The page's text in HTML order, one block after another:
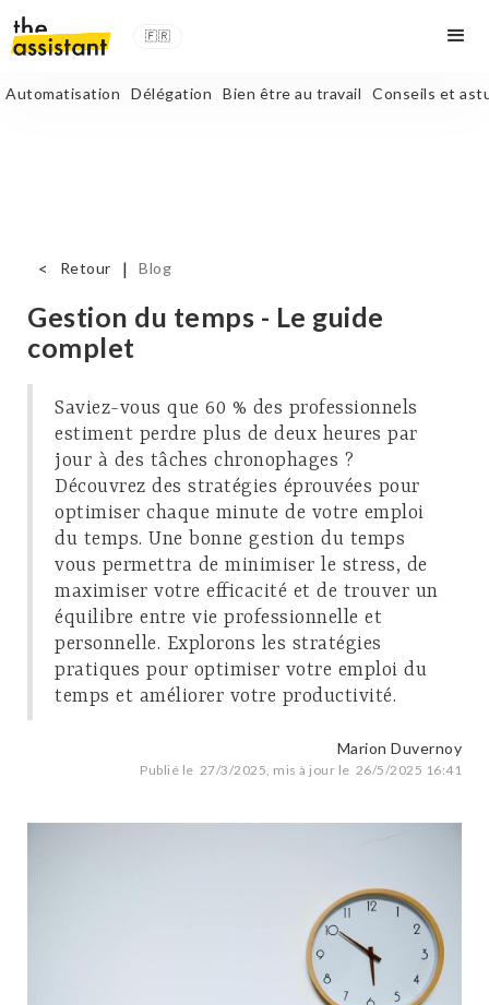
🇫🇷
Automatisation Délégation Bien être au travail Conseils et
< Retour | Blog
Gestion du temps - Le guide
complet
Saviez-vous que 60 % des professionnels
estiment perdre plus de deux heures par
jour à des tâches chronophages ?
Découvrez des stratégies éprouvées pour
optimiser chaque minute de votre emploi
du temps. Une bonne gestion du temps
vous permettra de minimiser le stress, de
maximiser votre efficacité et de trouver un
équilibre entre vie professionnelle et
personnelle. Explorons les stratégies
pratiques pour optimiser votre emploi du
temps et améliorer votre productivité.
Marion Duvernoy
Publié le 27/3/2025, mis à jour le 26/5/2025 16:41